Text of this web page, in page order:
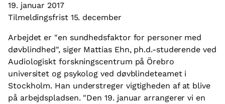
19. januar 2017
Tilmeldingsfrist 15. december
Arbejdet er "en sundhedsfaktor for personer med
døvblindhed", siger Mattias Ehn, ph.d.-studerende ved
Audiologiskt forskningscentrum på Örebro
universitet og psykolog ved døvblindeteamet i
Stockholm. Han understreger vigtigheden af at blive
på arbejdspladsen. "Den 19. januar arrangerer vi en